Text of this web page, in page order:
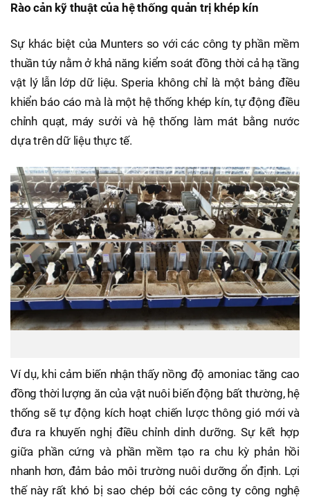
Rào cản kỹ thuật của hệ thống quản trị khép kín
Sự khác biệt của Munters so với các công ty phần mềm
thuần túy nằm ở khả năng kiểm soát đồng thời cả hạ tầng
vật lý lẫn lớp dữ liệu. Speria không chỉ là một bảng điều
khiển báo cáo mà là một hệ thống khép kín, tự động điều
chỉnh quạt, máy sưởi và hệ thống làm mát bằng nước
dựa trên dữ liệu thực tế.
Ví dụ, khi cảm biến nhận thấy nồng độ amoniac tăng cao
đồng thời lượng ăn của vật nuôi biến động bất thường, hệ
thống sẽ tự động kích hoạt chiến lược thông gió mới và
đưa ra khuyến nghị điều chỉnh dinh dưỡng. Sự kết hợp
giữa phần cứng và phần mềm tạo ra chu kỳ phản hồi
nhanh hơn, đảm bảo môi trường nuôi dưỡng ổn định. Lợi
thế này rất khó bị sao chép bởi các công ty công nghệ